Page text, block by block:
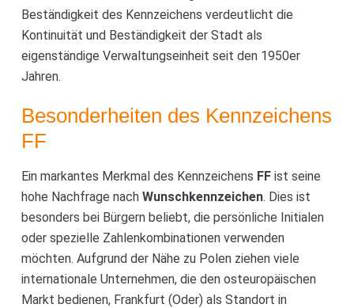
Beständigkeit des Kennzeichens verdeutlicht die
Kontinuität und Beständigkeit der Stadt als
eigenständige Verwaltungseinheit seit den 1950er
Jahren.
Besonderheiten des Kennzeichens
FF
Ein markantes Merkmal des Kennzeichens FFist seine
hohe Nachfrage nach Wunschkennzeichen. Dies ist
besonders bei Bürgern beliebt, die persönliche Initialen
oder spezielle Zahlenkombinationen verwenden
möchten. Aufgrund der Nähe zu Polen ziehen viele
internationale Unternehmen, die den osteuropäischen
Markt bedienen, Frankfurt (Oder) als Standort in